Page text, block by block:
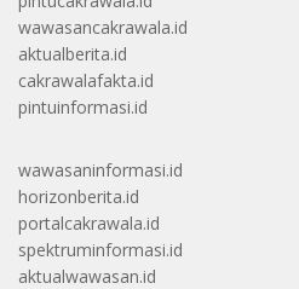
wawasancakrawala.id
aktualberita.id
cakrawalafakta.id
pintuinformasi.id
wawasaninformasi.id
horizonberita.id
portalcakrawala.id
spektruminformasi.id
aktualwawasan.id